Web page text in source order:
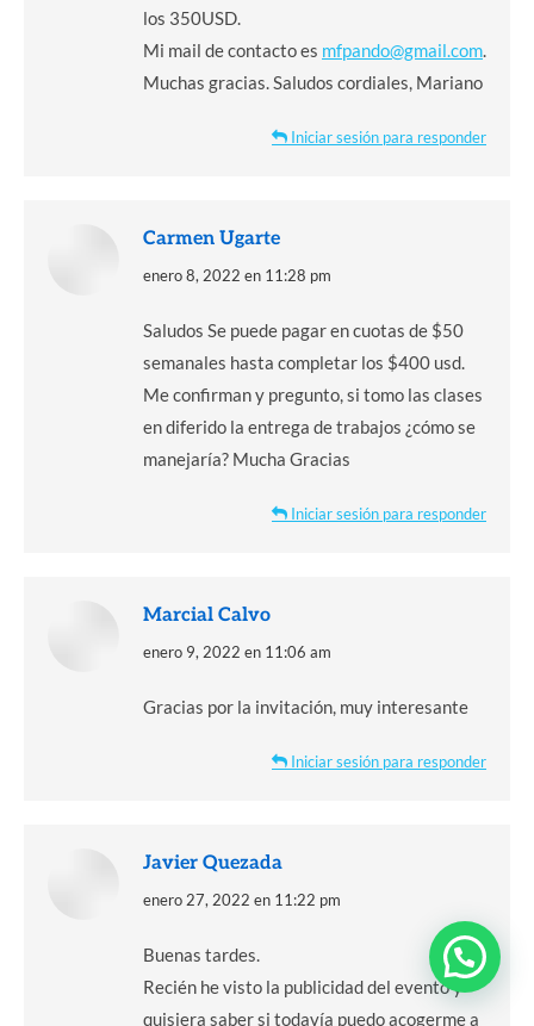
los 350USD.
Mi mail de contacto es mfpando@gmail.com.
Muchas gracias. Saludos cordiales, Mariano
Iniciar sesión para responder
Carmen Ugarte
dice:
enero 8, 2022 en 11:28 pm
Saludos Se puede pagar en cuotas de $50
semanales hasta completar los $400 usd.
Me confirman y pregunto, si tomo las clases
en diferido la entrega de trabajos ¿cómo se
manejaría? Mucha Gracias
Iniciar sesión para responder
Marcial Calvo
dice:
enero 9, 2022 en 11:06 am
Gracias por la invitación, muy interesante
Iniciar sesión para responder
Javier Quezada
dice:
enero 27, 2022 en 11:22 pm
Buenas tardes.
Recién he visto la publicidad del evento y
quisiera saber si todavía puedo acogerme a